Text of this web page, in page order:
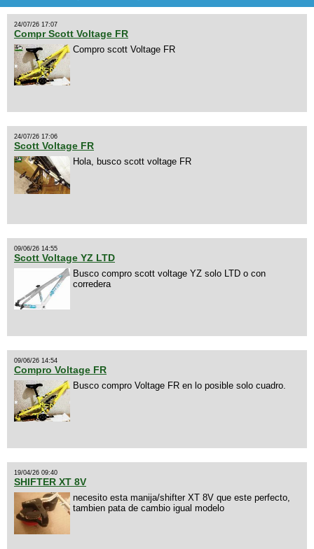
24/07/26 17:07
Compr Scott Voltage FR
Compro scott Voltage FR
24/07/26 17:06
Scott Voltage FR
Hola, busco scott voltage FR
09/06/26 14:55
Scott Voltage YZ LTD
Busco compro scott voltage YZ solo LTD o con
corredera
09/06/26 14:54
Compro Voltage FR
Busco compro Voltage FR en lo posible solo cuadro.
19/04/26 09:40
SHIFTER XT 8V
necesito esta manija/shifter XT 8V que este perfecto,
tambien pata de cambio igual modelo